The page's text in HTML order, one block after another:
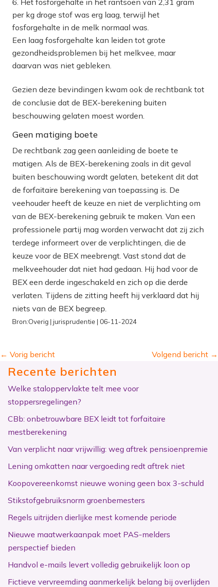
per kg droge stof was erg laag, terwijl het
fosforgehalte in de melk normaal was.
Een laag fosforgehalte kan leiden tot grote
gezondheidsproblemen bij het melkvee, maar
daarvan was niet gebleken.
Gezien deze bevindingen kwam ook de rechtbank tot
de conclusie dat de BEX-berekening buiten
beschouwing gelaten moest worden.
Geen matiging boete
De rechtbank zag geen aanleiding de boete te
matigen. Als de BEX-berekening zoals in dit geval
buiten beschouwing wordt gelaten, betekent dit dat
de forfaitaire berekening van toepassing is. De
veehouder heeft de keuze en niet de verplichting om
van de BEX-berekening gebruik te maken. Van een
professionele partij mag worden verwacht dat zij zich
terdege informeert over de verplichtingen, die de
keuze voor de BEX meebrengt. Vast stond dat de
melkveehouder dat niet had gedaan. Hij had voor de
BEX een derde ingeschakeld en zich op die derde
verlaten. Tijdens de zitting heeft hij verklaard dat hij
niets van de BEX begreep.
Bron:Overig | jurisprudentie | 06-11-2024
← Vorig bericht Volgend bericht →
Recente berichten
Welke staloppervlakte telt mee voor
stoppersregelingen?
CBb: onbetrouwbare BEX leidt tot forfaitaire
mestberekening
Van verplicht naar vrijwillig: weg aftrek pensioenpremie
Lening omkatten naar vergoeding redt aftrek niet
Koopovereenkomst nieuwe woning geen box 3-schuld
Stikstofgebruiksnorm groenbemesters
Regels uitrijden dierlijke mest komende periode
Nieuwe maatwerkaanpak moet PAS-melders
perspectief bieden
Handvol e-mails levert volledig gebruikelijk loon op
Fictieve vervreemding aanmerkelijk belang bij overlijden